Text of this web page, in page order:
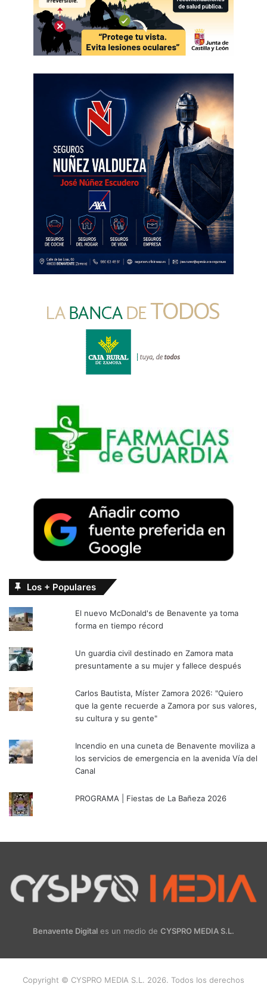
Los + Populares
El nuevo McDonald's de Benavente ya toma
forma en tiempo récord
Un guardia civil destinado en Zamora mata
presuntamente a su mujer y fallece después
Carlos Bautista, Míster Zamora 2026: "Quiero
que la gente recuerde a Zamora por sus valores,
su cultura y su gente"
Incendio en una cuneta de Benavente moviliza a
los servicios de emergencia en la avenida Vía del
Canal
PROGRAMA | Fiestas de La Bañeza 2026
Benavente Digital es un medio de CYSPRO MEDIA S.L.
Copyright © CYSPRO MEDIA S.L. 2026. Todos los derechos